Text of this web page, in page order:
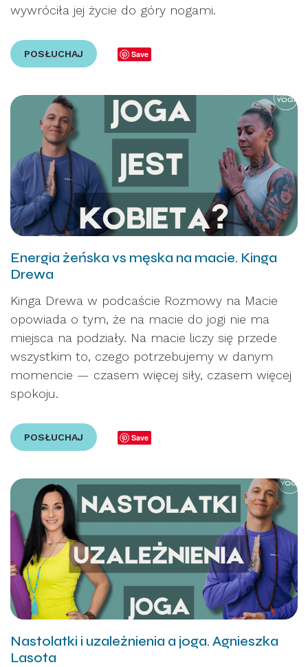
wywróciła jej życie do góry nogami.
POSŁUCHAJ Save
Energia żeńska vs męska na macie. Kinga
Drewa
Kinga Drewa w podcaście Rozmowy na Macie
opowiada o tym, że na macie do jogi nie ma
miejsca na podziały. Na macie liczy się przede
wszystkim to, czego potrzebujemy w danym
momencie — czasem więcej siły, czasem więcej
spokoju.
POSŁUCHAJ Save
Nastolatki i uzależnienia a joga. Agnieszka
Lasota